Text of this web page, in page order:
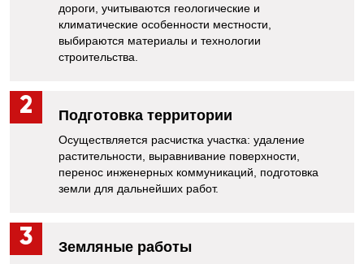
дороги, учитываются геологические и
климатические особенности местности,
выбираются материалы и технологии
строительства.
Подготовка территории
Осуществляется расчистка участка: удаление
растительности, выравнивание поверхности,
перенос инженерных коммуникаций, подготовка
земли для дальнейших работ.
Земляные работы